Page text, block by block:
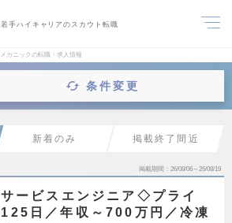
若手ハイキャリアのスカウト転職
カニックの転職・求人情報
条件変更
新着のみ 掲載終了間近
掲載期間 26/08/06～26/08/19
サービスエンジニア◇プライ
日／年収～700万円／冷凍